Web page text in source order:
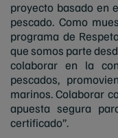
proyecto basado en
pescado. Como
programa de
que somos parte
colaborar en la
pescados,
marinos. Colaborar
apuesta segura
certificado”.